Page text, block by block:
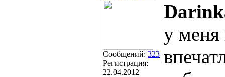
Сообщений: 323
Регистрация:
22.04.2012
у меня